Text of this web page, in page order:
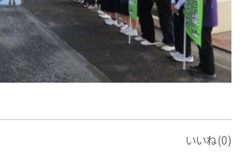
いいね(0)